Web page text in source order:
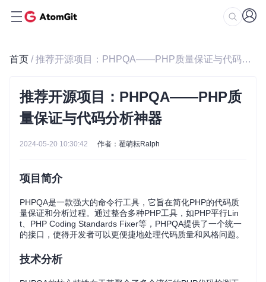
首页 / 推荐开源项目：PHPQA——PHP质量保证与代码分析神器
推荐开源项目：PHPQA——PHP质
量保证与代码分析神器
2024-05-20 10:30:42 作者：翟萌耘Ralph
项目简介
PHPQA是一款强大的命令行工具，它旨在简化PHP的代码质
量保证和分析过程。通过整合多种PHP工具，如PHP平行Lin
t、PHP Coding Standards Fixer等，PHPQA提供了一个统一
的接口，使得开发者可以更便捷地处理代码质量和风格问题。
技术分析